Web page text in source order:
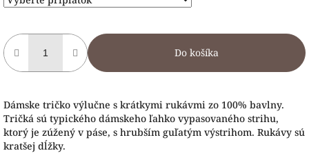
Do košíka
Dámske tričko výlučne s krátkymi rukávmi zo 100% bavlny.
Tričká sú typického dámskeho ľahko vypasovaného strihu,
ktorý je zúžený v páse, s hrubším guľatým výstrihom. Rukávy sú
kratšej dĺžky.